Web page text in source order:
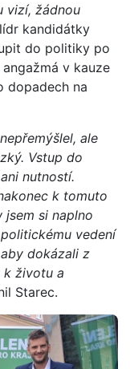
vizí, žádnou
kandidátky
do politiky po
v kauze
dopadech na
ale
Vstup do
nutností.
k tomuto
si naplno
vedení
dokázali z
k životu a
Starec.